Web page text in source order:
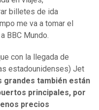
billetes de ida
me va a tomar el
BBC Mundo.
con la llegada de
estadounidenses) Jet
grandes también están
principales, por
precios